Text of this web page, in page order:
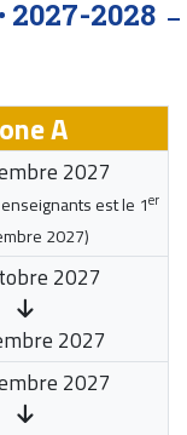
2027-2028
A
2027
est le 1er
2027)
2027
2027
2027